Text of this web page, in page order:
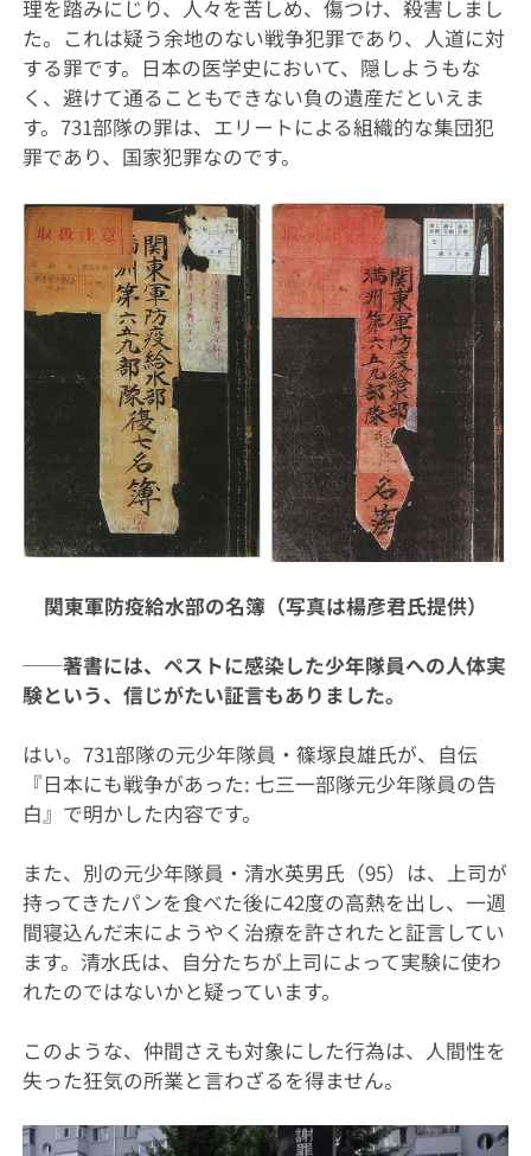
理を踏みにじり、人々を苦しめ、傷つけ、殺害しまし
た。これは疑う余地のない戦争犯罪であり、人道に対
する罪です。日本の医学史において、隠しようもな
く、避けて通ることもできない負の遺産だといえま
す。731部隊の罪は、エリートによる組織的な集団犯
罪であり、国家犯罪なのです。
関東軍防疫給水部の名簿（写真は楊彦君氏提供）
──著書には、ペストに感染した少年隊員への人体実
験という、信じがたい証言もありました。
はい。731部隊の元少年隊員・篠塚良雄氏が、自伝
『日本にも戦争があった: 七三一部隊元少年隊員の告
白』で明かした内容です。
また、別の元少年隊員・清水英男氏（95）は、上司が
持ってきたパンを食べた後に42度の高熱を出し、一週
間寝込んだ末にようやく治療を許されたと証言してい
ます。清水氏は、自分たちが上司によって実験に使わ
れたのではないかと疑っています。
このような、仲間さえも対象にした行為は、人間性を
失った狂気の所業と言わざるを得ません。